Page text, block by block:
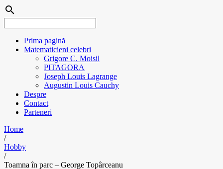
search
Prima pagină
Matematicieni celebri
Grigore C. Moisil
PITAGORA
Joseph Louis Lagrange
Augustin Louis Cauchy
Despre
Contact
Parteneri
Home
/
Hobby
/
Toamna în parc – George Topârceanu